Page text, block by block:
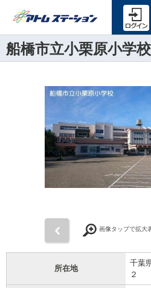
船橋市立小栗原小学校
画像タップで拡大
所在地
千葉
２